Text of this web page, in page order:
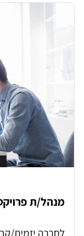
המשרה: מלאה
מנהל/ת
לחברה יזמית/